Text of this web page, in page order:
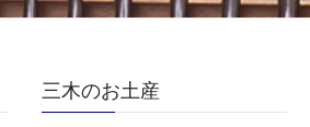
三木のお土産